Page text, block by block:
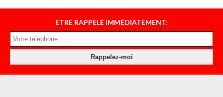
ETRE RAPPELÉ IMMÉDIATEMENT: